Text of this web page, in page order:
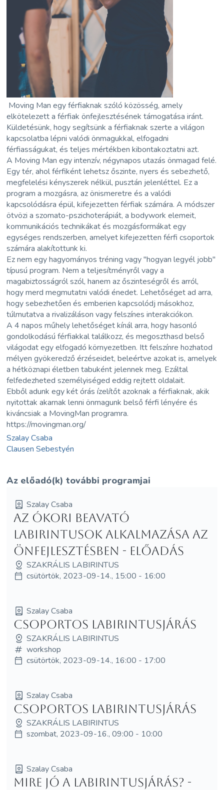
Moving Man egy férfiaknak szóló közösség, amely
elkötelezett a férfiak önfejlesztésének támogatása iránt.
Küldetésünk, hogy segítsünk a férfiaknak szerte a világon
kapcsolatba lépni valódi önmagukkal, elfogadni
férfiasságukat, és teljes mértékben kibontakoztatni azt.
A Moving Man egy intenzív, négynapos utazás önmagad felé.
Egy tér, ahol férfiként lehetsz őszinte, nyers és sebezhető,
megfelelési kényszerek nélkül, pusztán jelenléttel. Ez a
program a mozgásra, az önismeretre és a valódi
kapcsolódásra épül, kifejezetten férfiak számára. A módszer
ötvözi a szomato-pszichoterápiát, a bodywork elemeit,
kommunikációs technikákat és mozgásformákat egy
egységes rendszerben, amelyet kifejezetten férfi csoportok
számára alakítottunk ki.
Ez nem egy hagyományos tréning vagy "hogyan legyél jobb"
típusú program. Nem a teljesítményről vagy a
magabiztosságról szól, hanem az őszinteségről és arról,
hogy merd megmutatni valódi énedet. Lehetőséget ad arra,
hogy sebezhetően és emberien kapcsolódj másokhoz,
túlmutatva a rivalizáláson vagy felszínes interakciókon.
A 4 napos műhely lehetőséget kínál arra, hogy hasonló
gondolkodású férfiakkal találkozz, és megoszthasd belső
világodat egy elfogadó környezetben. Itt felszínre hozhatod
mélyen gyökeredző érzéseidet, beleértve azokat is, amelyek
a hétköznapi életben tabuként jelennek meg. Ezáltal
felfedezheted személyiséged eddig rejtett oldalait.
Ebből adunk egy két órás ízelítőt azoknak a férfiaknak, akik
nyitottak akarnak lenni önmagunk belső férfi lényére és
kiváncsiak a MovingMan programra.
https://movingman.org/
Szalay Csaba
Clausen Sebestyén
Az előadó(k) további programjai
Szalay Csaba
Az ókori beavató
labirintusok alkalmazása az
önfejlesztésben - ELŐADÁS
SZAKRÁLIS LABIRINTUS
csütörtök, 2023-09-14., 15:00 - 16:00
Szalay Csaba
Csoportos Labirintusjárás
SZAKRÁLIS LABIRINTUS
workshop
csütörtök, 2023-09-14., 16:00 - 17:00
Szalay Csaba
Csoportos labirintusjárás
SZAKRÁLIS LABIRINTUS
szombat, 2023-09-16., 09:00 - 10:00
Szalay Csaba
Mire jó a labirintusjárás? -